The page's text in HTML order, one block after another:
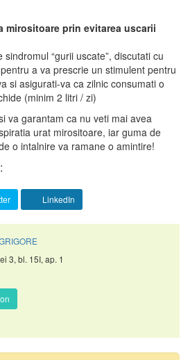
mirositoare prin evitarea uscarii
“gurii uscate”, discutati cu
a va prescrie un stimulent pentru
si asigurati-va ca zilnic consumati o
(minim 2 litri / zi)
va garantam ca nu veti mai avea
urat mirositoare, iar guma de
o intalnire va ramane o amintire!
LinkedIn
3, bl. 15I, ap. 1